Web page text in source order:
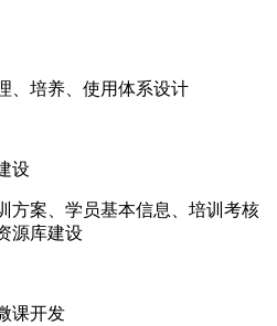
、培养、使用体系设计
设
方案、学员基本信息、培训考核
源库建设
课开发